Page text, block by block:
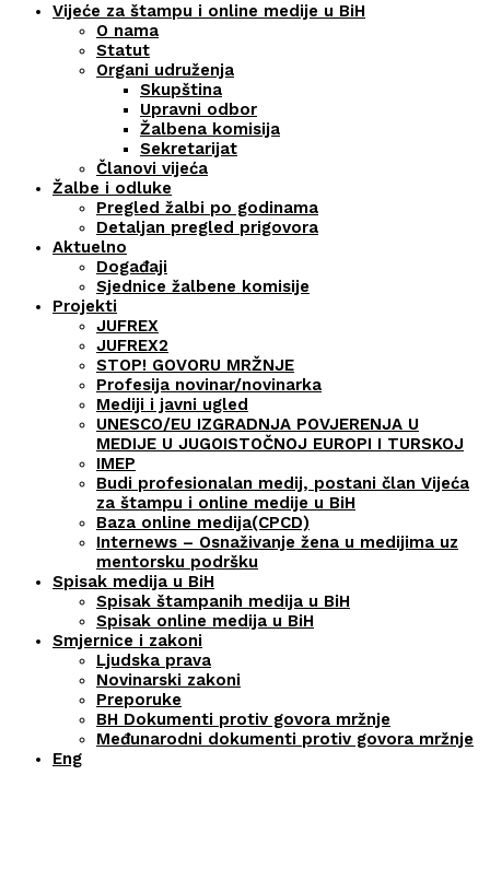
Vijeće za štampu i online medije u BiH
O nama
Statut
Organi udruženja
Skupština
Upravni odbor
Žalbena komisija
Sekretarijat
Članovi vijeća
Žalbe i odluke
Pregled žalbi po godinama
Detaljan pregled prigovora
Aktuelno
Događaji
Sjednice žalbene komisije
Projekti
JUFREX
JUFREX2
STOP! GOVORU MRŽNJE
Profesija novinar/novinarka
Mediji i javni ugled
UNESCO/EU IZGRADNJA POVJERENJA U
MEDIJE U JUGOISTOČNOJ EUROPI I TURSKOJ
IMEP
Budi profesionalan medij, postani član Vijeća
za štampu i online medije u BiH
Baza online medija(CPCD)
Internews – Osnaživanje žena u medijima uz
mentorsku podršku
Spisak medija u BiH
Spisak štampanih medija u BiH
Spisak online medija u BiH
Smjernice i zakoni
Ljudska prava
Novinarski zakoni
Preporuke
BH Dokumenti protiv govora mržnje
Međunarodni dokumenti protiv govora mržnje
Eng